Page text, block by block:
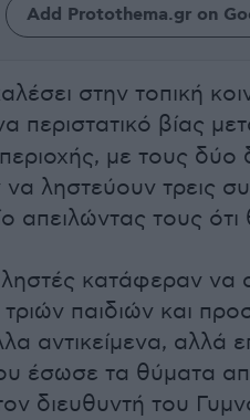
Add Protothema.gr on
στην τοπική
περιστατικό βίας
με τους δύο
να ληστεύουν τρεις
απειλώντας τους
κατάφεραν να
τριών παιδιών και
αντικείμενα, αλλά
έσωσε τα θύματα
διευθυντή του